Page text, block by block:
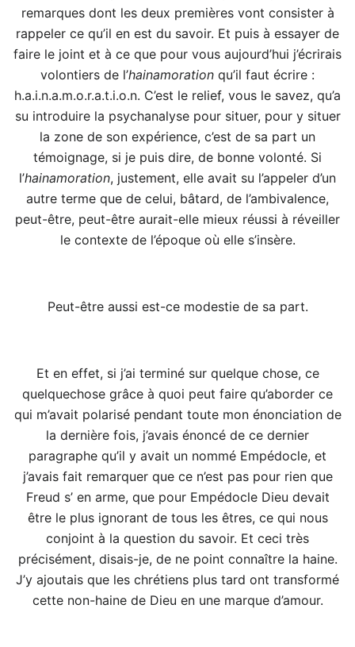
remarques dont les deux premières vont consister à
rappeler ce qu’il en est du savoir. Et puis à essayer de
faire le joint et à ce que pour vous aujourd’hui j’écrirais
volontiers de l’hainamoration qu’il faut écrire :
h.a.i.n.a.m.o.r.a.t.i.o.n. C’est le relief, vous le savez, qu’a
su introduire la psychanalyse pour situer, pour y situer
la zone de son expérience, c’est de sa part un
témoignage, si je puis dire, de bonne volonté. Si
l’hainamoration, justement, elle avait su l’appeler d’un
autre terme que de celui, bâtard, de l’ambivalence,
peut-être, peut-être aurait-elle mieux réussi à réveiller
le contexte de l’époque où elle s’insère.
Peut-être aussi est-ce modestie de sa part.
Et en effet, si j’ai terminé sur quelque chose, ce
quelquechose grâce à quoi peut faire qu’aborder ce
qui m’avait polarisé pendant toute mon énonciation de
la dernière fois, j’avais énoncé de ce dernier
paragraphe qu’il y avait un nommé Empédocle, et
j’avais fait remarquer que ce n’est pas pour rien que
Freud s’ en arme, que pour Empédocle Dieu devait
être le plus ignorant de tous les êtres, ce qui nous
conjoint à la question du savoir. Et ceci très
précisément, disais-je, de ne point connaître la haine.
J’y ajoutais que les chrétiens plus tard ont transformé
cette non-haine de Dieu en une marque d’amour.